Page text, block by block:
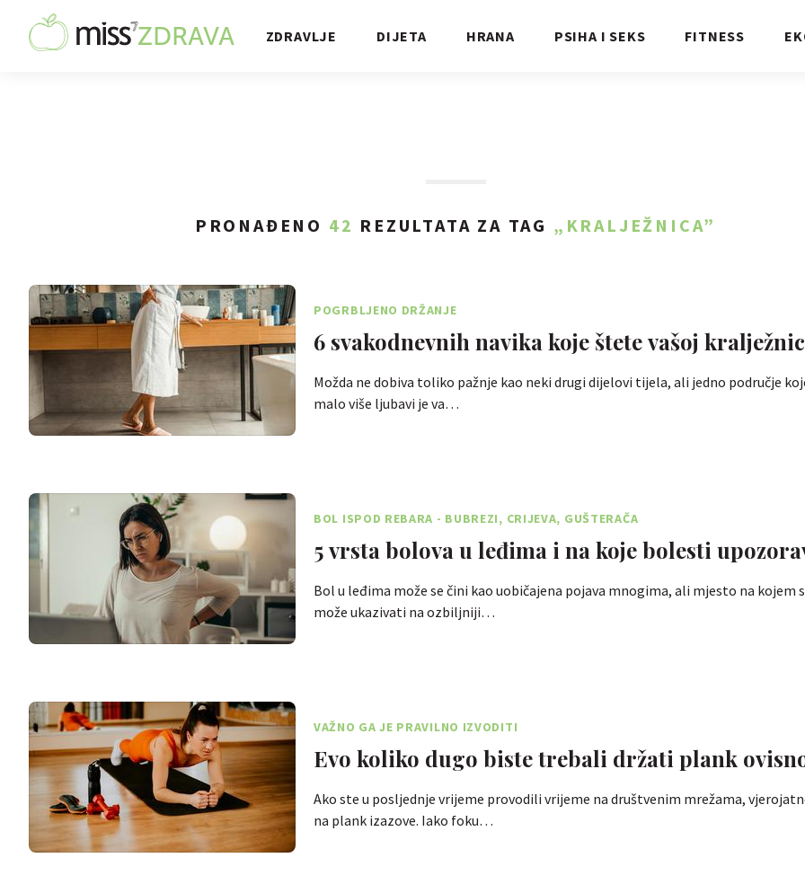
ZDRAVLJE DIJETA HRANA PSIHA I SEKS FITNESS
PRONAĐENO 42 REZULTATA ZA TAG „KRALJEŽNICA”
POGRBLJENO DRŽANJE
6 svakodnevnih navika koje štete vašoj
Možda ne dobiva toliko pažnje kao neki drugi dijelovi tijela, ali jedno područje
malo više ljubavi je va…
BOL ISPOD REBARA - BUBREZI, CRIJEVA, GUŠTERAČA
5 vrsta bolova u leđima i na koje bolesti
Bol u leđima može se čini kao uobičajena pojava mnogima, ali mjesto na kojem
može ukazivati na ozbiljniji…
VAŽNO GA JE PRAVILNO IZVODITI
Evo koliko dugo biste trebali držati plank
Ako ste u posljednje vrijeme provodili vrijeme na društvenim mrežama,
na plank izazove. Iako foku…